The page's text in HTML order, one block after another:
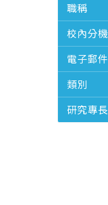
職稱
校內分機
電子郵件
類別
研究專長